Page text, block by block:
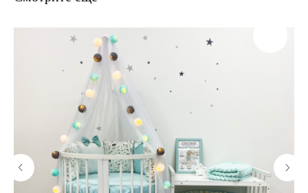
В наличии, отправим